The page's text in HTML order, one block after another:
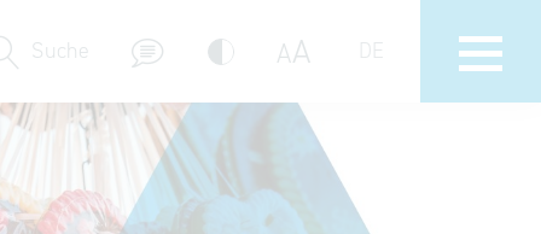
Suche AA DE
Messebeteiligungen
Delegations- & Unternehmerreisen